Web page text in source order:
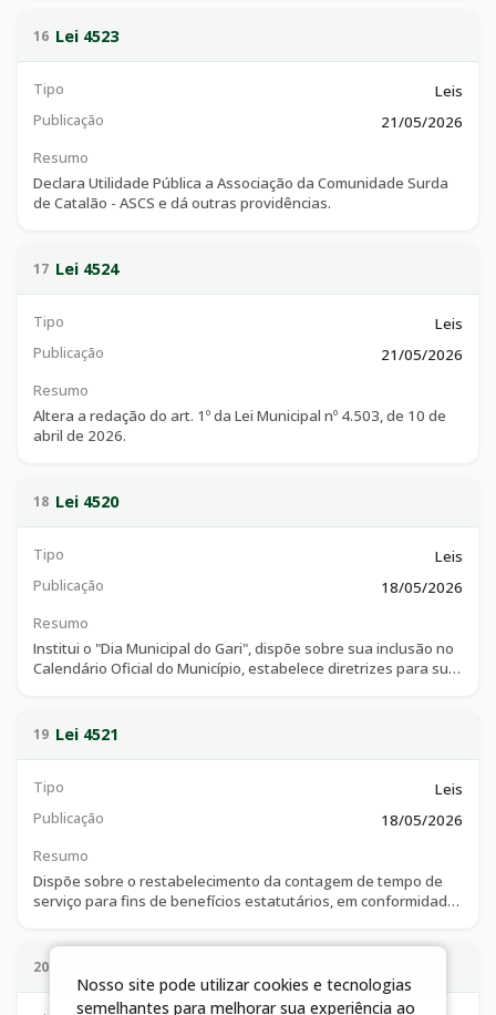
providências.
16 Lei 4523
Tipo Leis
Publicação 21/05/2026
Resumo
Declara Utilidade Pública a Associação da Comunidade Surda
de Catalão - ASCS e dá outras providências.
17 Lei 4524
Tipo Leis
Publicação 21/05/2026
Resumo
Altera a redação do art. 1º da Lei Municipal nº 4.503, de 10 de
abril de 2026.
18 Lei 4520
Tipo Leis
Publicação 18/05/2026
Resumo
Institui o "Dia Municipal do Gari", dispõe sobre sua inclusão no
Calendário Oficial do Município, estabelece diretrizes para sua
19 Lei 4521
Tipo Leis
Publicação 18/05/2026
Resumo
Dispõe sobre o restabelecimento da contagem de tempo de
serviço para fins de benefícios estatutários, em conformidade
20
Nosso site pode utilizar cookies e tecnologias
semelhantes para melhorar sua experiência ao